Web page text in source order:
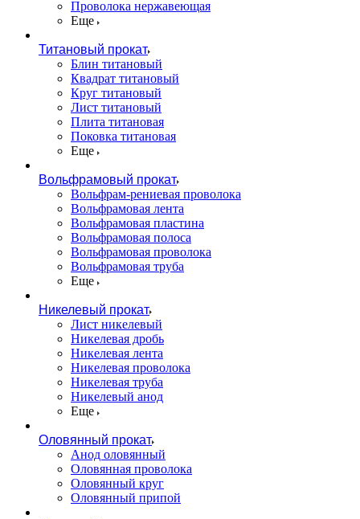
Проволока нержавеющая
Еще
Титановый прокат
Блин титановый
Квадрат титановый
Круг титановый
Лист титановый
Плита титановая
Поковка титановая
Еще
Вольфрамовый прокат
Вольфрам-рениевая проволока
Вольфрамовая лента
Вольфрамовая пластина
Вольфрамовая полоса
Вольфрамовая проволока
Вольфрамовая труба
Еще
Никелевый прокат
Лист никелевый
Никелевая дробь
Никелевая лента
Никелевая проволока
Никелевая труба
Никелевый анод
Еще
Оловянный прокат
Анод оловянный
Оловянная проволока
Оловянный круг
Оловянный припой